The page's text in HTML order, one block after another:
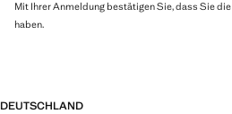
Mit Ihrer Anmeldung bestätigen Sie, dass Sie die
haben.
DEUTSCHLAND